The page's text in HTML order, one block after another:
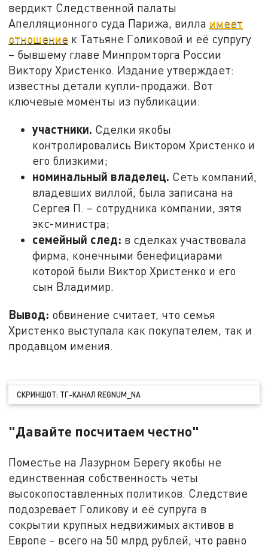
вердикт Следственной палаты
Апелляционного суда Парижа, вилла имеет
отношение к Татьяне Голиковой и её супругу
– бывшему главе Минпромторга России
Виктору Христенко. Издание утверждает:
известны детали купли-продажи. Вот
ключевые моменты из публикации:
участники. Сделки якобы
контролировались Виктором Христенко и
его близкими;
номинальный владелец. Сеть компаний,
владевших виллой, была записана на
Сергея П. – сотрудника компании, зятя
экс-министра;
семейный след: в сделках участвовала
фирма, конечными бенефициарами
которой были Виктор Христенко и его
сын Владимир.
Вывод: обвинение считает, что семья
Христенко выступала как покупателем, так и
продавцом имения.
СКРИНШОТ: ТГ-КАНАЛ REGNUM_NA
"Давайте посчитаем честно"
Поместье на Лазурном Берегу якобы не
единственная собственность четы
высокопоставленных политиков. Следствие
подозревает Голикову и её супруга в
сокрытии крупных недвижимых активов в
Европе – всего на 50 млрд рублей, что равно